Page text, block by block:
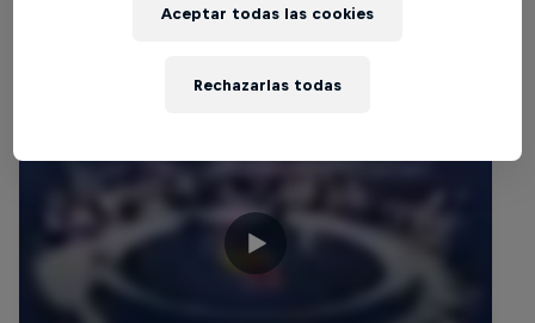
Rechazarlas todas
Aceptar todas las cookies